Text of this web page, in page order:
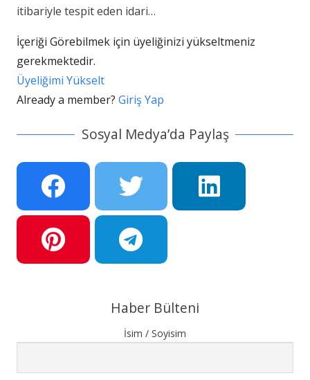
itibariyle tespit eden idari…
İçeriği Görebilmek için üyeliğinizi yükseltmeniz
gerekmektedir.
Üyeliğimi Yükselt
Already a member? Giriş Yap
Sosyal Medya’da Paylaş
Haber Bülteni
İsim / Soyisim